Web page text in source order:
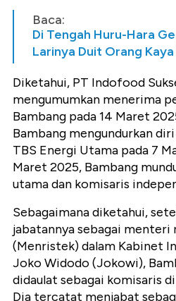
Baca:
Di Tengah Huru-Hara
Larinya Duit Orang Kaya
Diketahui, PT Indofood
mengumumkan menerima
Bambang pada 14 Maret
Bambang mengundurkan
TBS Energi Utama pada 7
Maret 2025, Bambang
utama dan komisaris
Sebagaimana diketahui,
jabatannya sebagai
(Menristek) dalam Kabinet
Joko Widodo (Jokowi),
didaulat sebagai komisaris
Dia tercatat menjabat